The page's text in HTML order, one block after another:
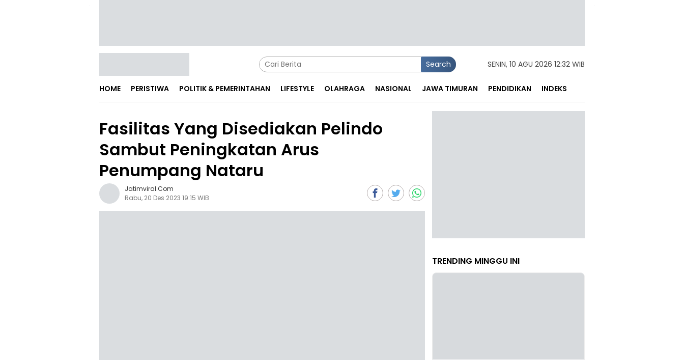
Search SENIN, 10 AGU 2026 12:32 WIB
HOME PERISTIWA POLITIK & PEMERINTAHAN LIFESTYLE OLAHRAGA NASIONAL JAWA TIMURAN PENDIDIKAN INDEKS
Fasilitas Yang Disediakan Pelindo
Sambut Peningkatan Arus
Penumpang Nataru
Jatimviral.com
Rabu, 20 Des 2023 19:15 WIB
TRENDING MINGGU INI